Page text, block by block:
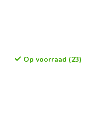
Op voorraad (23)